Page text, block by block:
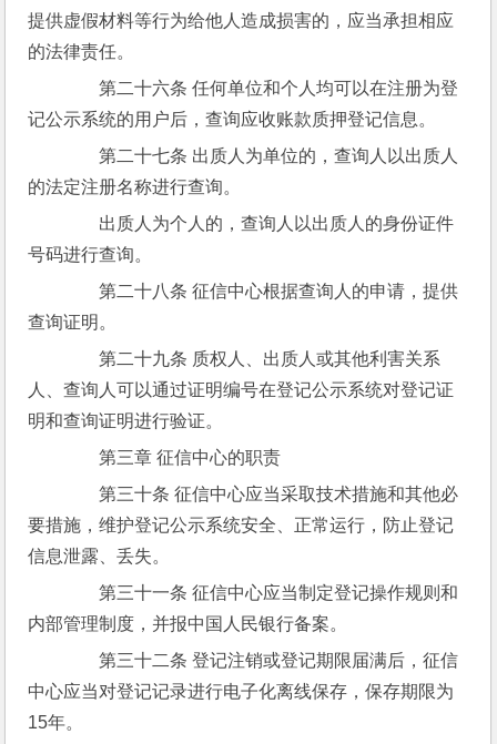
提供虚假材料等行为给他人造成损害的，应当承担相应
的法律责任。
第二十六条 任何单位和个人均可以在注册为登
记公示系统的用户后，查询应收账款质押登记信息。
第二十七条 出质人为单位的，查询人以出质人
的法定注册名称进行查询。
出质人为个人的，查询人以出质人的身份证件
号码进行查询。
第二十八条 征信中心根据查询人的申请，提供
查询证明。
第二十九条 质权人、出质人或其他利害关系
人、查询人可以通过证明编号在登记公示系统对登记证
明和查询证明进行验证。
第三章 征信中心的职责
第三十条 征信中心应当采取技术措施和其他必
要措施，维护登记公示系统安全、正常运行，防止登记
信息泄露、丢失。
第三十一条 征信中心应当制定登记操作规则和
内部管理制度，并报中国人民银行备案。
第三十二条 登记注销或登记期限届满后，征信
中心应当对登记记录进行电子化离线保存，保存期限为
15年。